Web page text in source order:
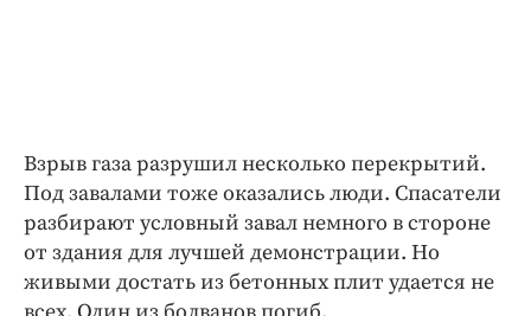
Взрыв газа разрушил несколько перекрытий.
Под завалами тоже оказались люди. Спасатели
разбирают условный завал немного в стороне
от здания для лучшей демонстрации. Но
живыми достать из бетонных плит удается не